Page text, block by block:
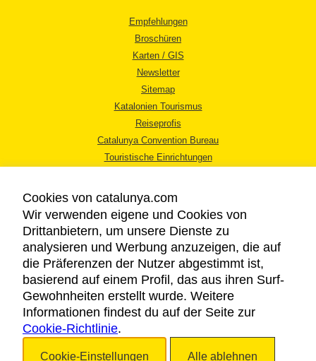
Empfehlungen
Broschüren
Karten / GIS
Newsletter
Sitemap
Katalonien Tourismus
Reiseprofis
Catalunya Convention Bureau
Touristische Einrichtungen
RECHTLICHER HINWEIS
DATENSCHUTZICHTLINIE
COOKIES
BARRIEREFREIHEIT
Cookies von catalunya.com
Wir verwenden eigene und Cookies von
Drittanbietern, um unsere Dienste zu
analysieren und Werbung anzuzeigen, die auf
die Präferenzen der Nutzer abgestimmt ist,
basierend auf einem Profil, das aus ihren Surf-
Gewohnheiten erstellt wurde. Weitere
Informationen findest du auf der Seite zur
Cookie-Richtlinie.
Cookie-Einstellungen Alle ablehnen